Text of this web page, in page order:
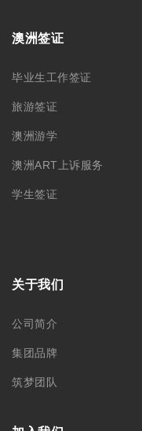
澳洲签证
毕业生工作签证
旅游签证
澳洲游学
澳洲ART上诉服务
学生签证
关于我们
公司简介
集团品牌
筑梦团队